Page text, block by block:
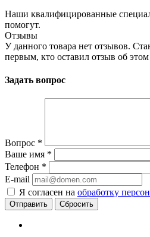
Наши квалифицированные
помогут.
Отзывы
У данного товара нет отзывов.
первым, кто оставил отзыв об этом
Задать вопрос
Вопрос *
Ваше имя *
Телефон *
E-mail
Я согласен на обработку
Сбросить